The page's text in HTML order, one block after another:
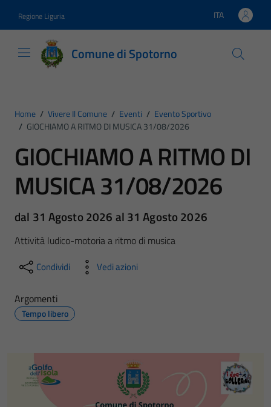
Regione Liguria Lingua attiva:
ITA
Comune di Spotorno
Home / Vivere Il Comune / Eventi / Evento Sportivo
/ GIOCHIAMO A RITMO DI MUSICA 31/08/2026
GIOCHIAMO A RITMO DI
MUSICA 31/08/2026
dal 31 Agosto 2026 al 31 Agosto 2026
Attività ludico-motoria a ritmo di musica
Condividi Vedi azioni
Argomenti
Tempo libero